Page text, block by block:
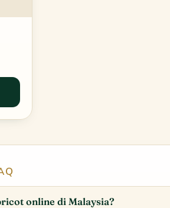
online di Malaysia?